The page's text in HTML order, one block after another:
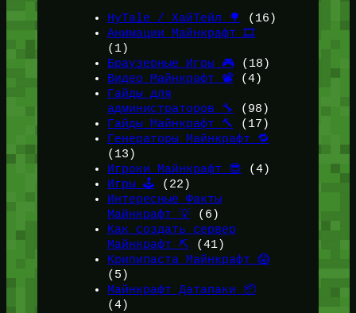
HyTale / ХайТейл 🌳
(16)
Анимации Майнкрафт 🎞️
(1)
Браузерные Игры 🎮(18)
Видео Майнкрафт 📽️ (4)
Гайды для
администраторов 🔧
(98)
Гайды Майнкрафт 🔨
(17)
Генераторы Майнкрафт 🔁
(13)
Игроки Майнкрафт 😎 (4)
Игры 🕹️ (22)
Интересные Факты
Майнкрафт 💡(6)
Как создать сервер
Майнкрафт ⛏️ (41)
Крипипаста Майнкрафт 😱
(5)
Майнкрафт Датапаки 📦
(4)